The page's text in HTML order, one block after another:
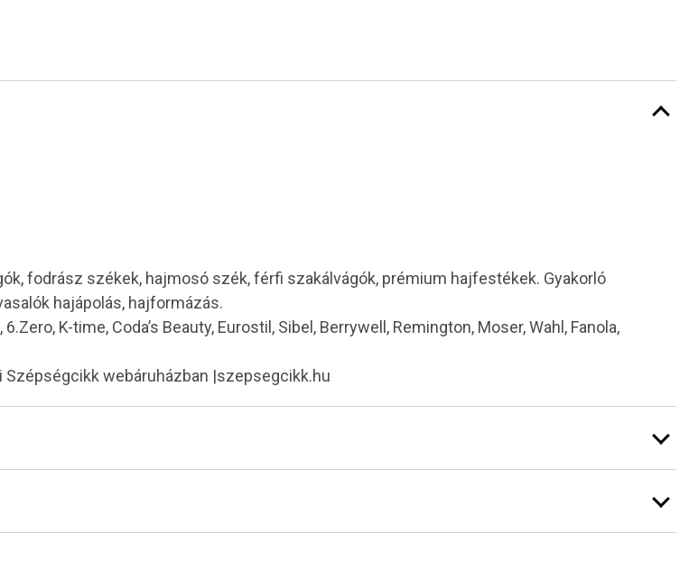
fodrász székek, hajmosó szék, férfi szakálvágók, prémium hajfestékek. Gyakorló
hajápolás, hajformázás.
K-time, Coda’s Beauty, Eurostil, Sibel, Berrywell, Remington, Moser, Wahl, Fanola,
webáruházban |szepsegcikk.hu